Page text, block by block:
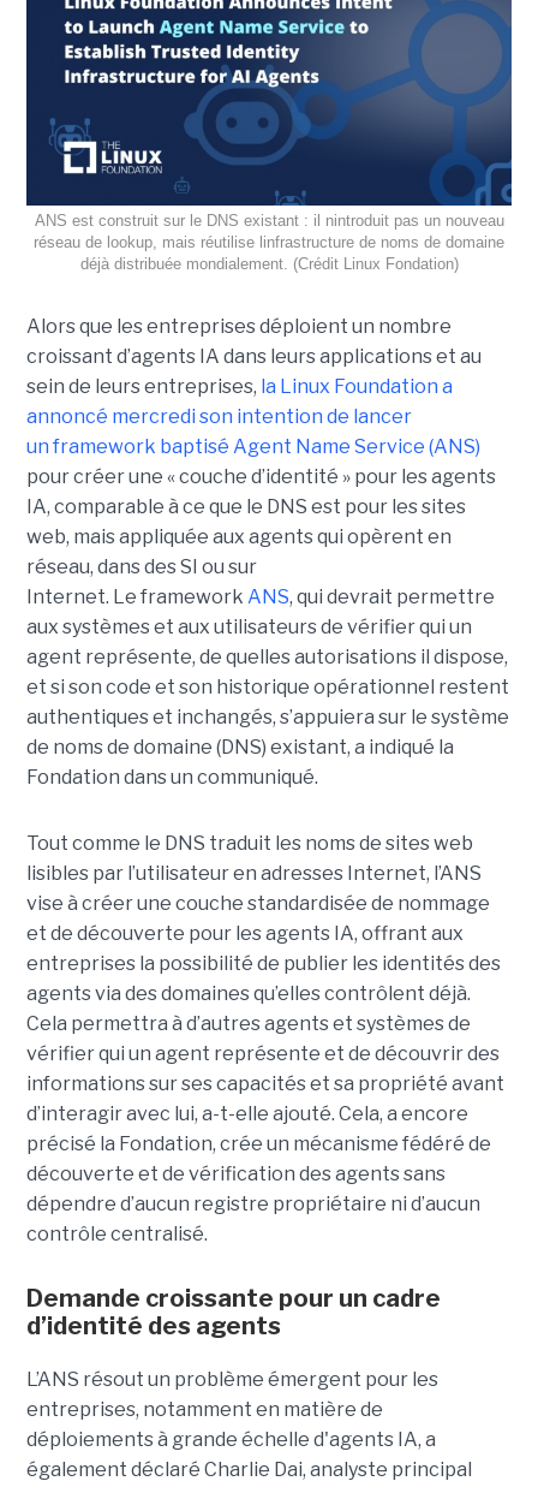
ANS est construit sur le DNS existant : il nintroduit pas un nouveau
réseau de lookup, mais réutilise linfrastructure de noms de domaine
déjà distribuée mondialement. (Crédit Linux Fondation)
Alors que les entreprises déploient un nombre
croissant d’agents IA dans leurs applications et au
sein de leurs entreprises, la Linux Foundation a
annoncé mercredi son intention de lancer
un framework baptisé Agent Name Service (ANS)
pour créer une « couche d’identité » pour les agents
IA, comparable à ce que le DNS est pour les sites
web, mais appliquée aux agents qui opèrent en
réseau, dans des SI ou sur
Internet. Le framework ANS, qui devrait permettre
aux systèmes et aux utilisateurs de vérifier qui un
agent représente, de quelles autorisations il dispose,
et si son code et son historique opérationnel restent
authentiques et inchangés, s’appuiera sur le système
de noms de domaine (DNS) existant, a indiqué la
Fondation dans un communiqué.
Tout comme le DNS traduit les noms de sites web
lisibles par l’utilisateur en adresses Internet, l’ANS
vise à créer une couche standardisée de nommage
et de découverte pour les agents IA, offrant aux
entreprises la possibilité de publier les identités des
agents via des domaines qu’elles contrôlent déjà.
Cela permettra à d’autres agents et systèmes de
vérifier qui un agent représente et de découvrir des
informations sur ses capacités et sa propriété avant
d’interagir avec lui, a-t-elle ajouté. Cela, a encore
précisé la Fondation, crée un mécanisme fédéré de
découverte et de vérification des agents sans
dépendre d’aucun registre propriétaire ni d’aucun
contrôle centralisé.
Demande croissante pour un cadre
d’identité des agents
L’ANS résout un problème émergent pour les
entreprises, notamment en matière de
déploiements à grande échelle d'agents IA, a
également déclaré Charlie Dai, analyste principal